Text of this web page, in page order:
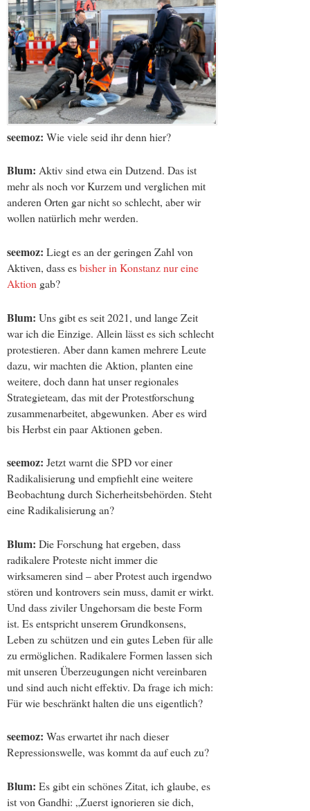
seemoz: Wie viele seid ihr denn hier?
Blum: Aktiv sind etwa ein Dutzend. Das ist
mehr als noch vor Kurzem und verglichen mit
anderen Orten gar nicht so schlecht, aber wir
wollen natürlich mehr werden.
seemoz: Liegt es an der geringen Zahl von
Aktiven, dass esbisher in Konstanz nur eine
Aktion gab?
Blum: Uns gibt es seit 2021, und lange Zeit
war ich die Einzige. Allein lässt es sich schlecht
protestieren. Aber dann kamen mehrere Leute
dazu, wir machten die Aktion, planten eine
weitere, doch dann hat unser regionales
Strategieteam, das mit der Protestforschung
zusammenarbeitet, abgewunken. Aber es wird
bis Herbst ein paar Aktionen geben.
seemoz: Jetzt warnt die SPD vor einer
Radikalisierung und empfiehlt eine weitere
Beobachtung durch Sicherheitsbehörden. Steht
eine Radikalisierung an?
Blum: Die Forschung hat ergeben, dass
radikalere Proteste nicht immer die
wirksameren sind – aber Protest auch irgendwo
stören und kontrovers sein muss, damit er wirkt.
Und dass ziviler Ungehorsam die beste Form
ist. Es entspricht unserem Grundkonsens,
Leben zu schützen und ein gutes Leben für alle
zu ermöglichen. Radikalere Formen lassen sich
mit unseren Überzeugungen nicht vereinbaren
und sind auch nicht effektiv. Da frage ich mich:
Für wie beschränkt halten die uns eigentlich?
seemoz: Was erwartet ihr nach dieser
Repressionswelle, was kommt da auf euch zu?
Blum: Es gibt ein schönes Zitat, ich glaube, es
ist von Gandhi: „Zuerst ignorieren sie dich,